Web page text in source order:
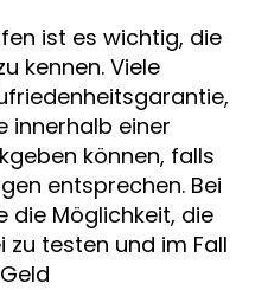
ist es wichtig, die
kennen. Viele
innerhalb einer
können, falls
entsprechen. Bei
die Möglichkeit, die
testen und im Fall